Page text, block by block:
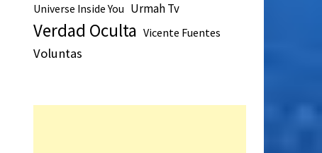
Universe Inside You Urmah Tv
Verdad Oculta Vicente Fuentes
Voluntas